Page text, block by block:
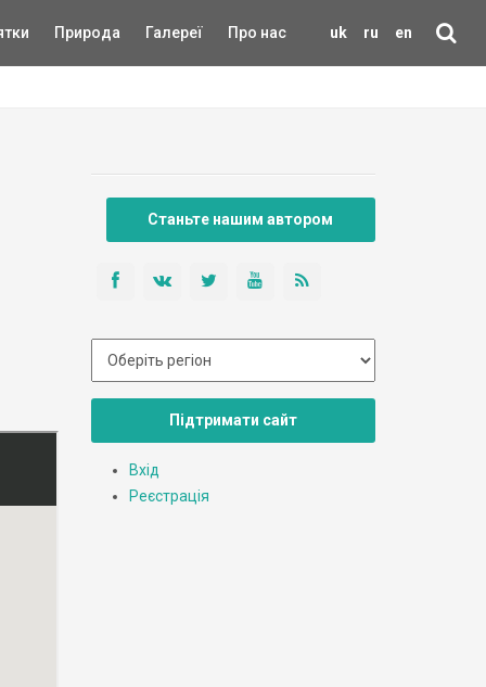
uk ru en
Природа Галереї Про нас
Станьте нашим автором
Підтримати сайт
Вхід
Реєстрація